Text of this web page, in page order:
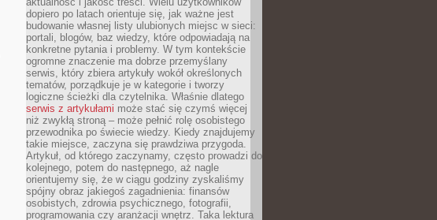
dopiero po latach orientuje się, jak ważne jest
budowanie własnej listy ulubionych miejsc w sieci:
portali, blogów, baz wiedzy, które odpowiadają na
konkretne pytania i problemy. W tym kontekście
ogromne znaczenie ma dobrze przemyślany
serwis, który zbiera artykuły wokół określonych
tematów, porządkuje je w kategorie i tworzy
logiczne ścieżki dla czytelnika. Właśnie dlatego
serwis z artykułami może stać się czymś więcej
niż zwykłą stroną – może pełnić rolę osobistego
przewodnika po świecie wiedzy. Kiedy znajdujemy
takie miejsce, zaczyna się prawdziwa przygoda.
Artykuł, od którego zaczynamy, często prowadzi do
kolejnego, potem do następnego, aż nagle
orientujemy się, że w ciągu godziny zyskaliśmy
spójny obraz jakiegoś zagadnienia: finansów
osobistych, zdrowia psychicznego, fotografii,
programowania czy aranżacji wnętrz. Taka lektura